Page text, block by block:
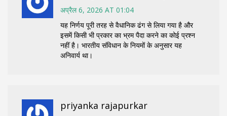
अप्रैल 6, 2026 AT 01:04
यह निर्णय पूरी तरह से वैधानिक ढंग से लिया गया है और
इसमें किसी भी प्रकार का भ्रम पैदा करने का कोई प्रश्न
नहीं है। भारतीय संविधान के नियमों के अनुसार यह
अनिवार्य था।
priyanka rajapurkar